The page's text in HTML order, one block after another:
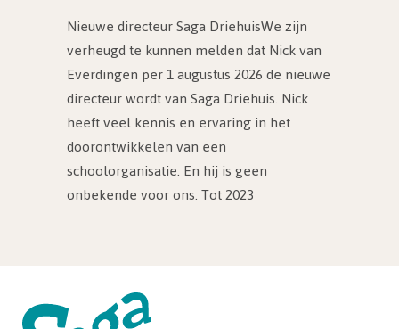
Nieuwe directeur Saga DriehuisWe zijn
verheugd te kunnen melden dat Nick van
Everdingen per 1 augustus 2026 de nieuwe
directeur wordt van Saga Driehuis. Nick
heeft veel kennis en ervaring in het
doorontwikkelen van een
schoolorganisatie. En hij is geen
onbekende voor ons. Tot 2023